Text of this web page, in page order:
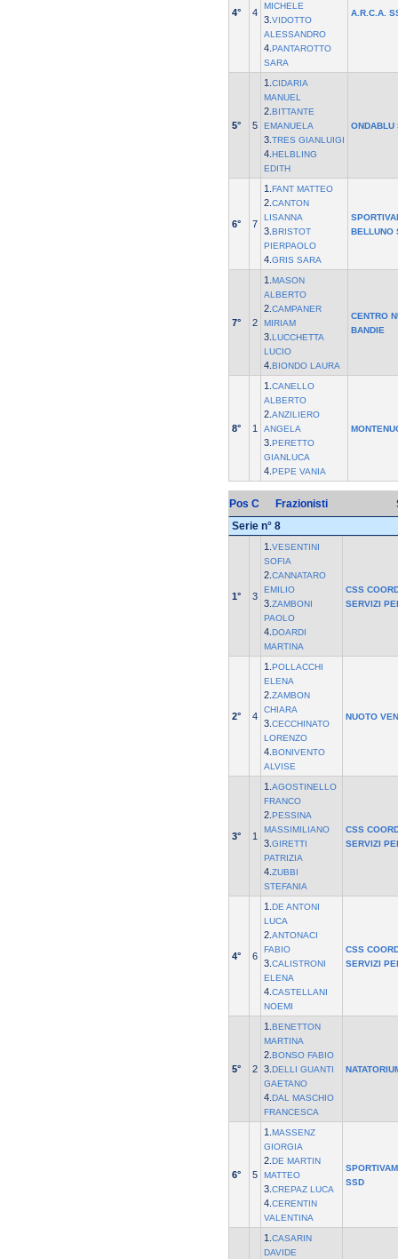
4° 4
MICHELE
3. VIDOTTO
ALESSANDRO
4. PANTAROTTO
SARA
A.R.C.A.
5° 5
1. CIDARIA
MANUEL
2. BITTANTE
EMANUELA
3. TRES GIANLUIGI
4. HELBLING
EDITH
ONDABLU
6° 7
1. FANT MATTEO
2. CANTON
LISANNA
3. BRISTOT
PIERPAOLO
4. GRIS SARA
BELLUNO
7° 2
1. MASON
ALBERTO
2. CAMPANER
MIRIAM
3. LUCCHETTA
LUCIO
4. BIONDO LAURA
CENTRO
BANDIE
8° 1
1. CANELLO
ALBERTO
2. ANZILIERO
ANGELA
3. PERETTO
GIANLUCA
4. PEPE VANIA
Pos C Frazionisti
Serie n° 8
1° 3
1. VESENTINI
SOFIA
2. CANNATARO
EMILIO
3. ZAMBONI
PAOLO
4. DOARDI
MARTINA
CSS
SERVIZI
2° 4
1. POLLACCHI
ELENA
2. ZAMBON
CHIARA
3. CECCHINATO
LORENZO
4. BONIVENTO
ALVISE
NUOTO
3° 1
1. AGOSTINELLO
FRANCO
2. PESSINA
MASSIMILIANO
3. GIRETTI
PATRIZIA
4. ZUBBI
STEFANIA
CSS
SERVIZI
4° 6
1. DE ANTONI
LUCA
2. ANTONACI
FABIO
3. CALISTRONI
ELENA
4. CASTELLANI
NOEMI
CSS
SERVIZI
5° 2
1. BENETTON
MARTINA
2. BONSO FABIO
3. DELLI GUANTI
GAETANO
4. DAL MASCHIO
FRANCESCA
6° 5
1. MASSENZ
GIORGIA
2. DE MARTIN
MATTEO
3. CREPAZ LUCA
4. CERENTIN
VALENTINA
SSD
1. CASARIN
DAVIDE